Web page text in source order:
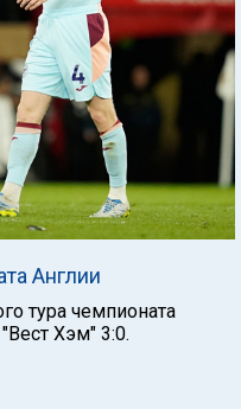
Англии
тура чемпионата
Хэм" 3:0.